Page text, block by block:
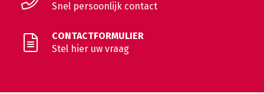
Snel persoonlijk contact
CONTACTFORMULIER
Stel hier uw vraag